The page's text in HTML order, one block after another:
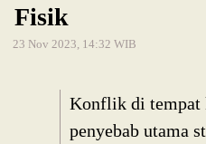
Fisik
23 Nov 2023, 14:32 WIB
Konflik di tempat
penyebab utama